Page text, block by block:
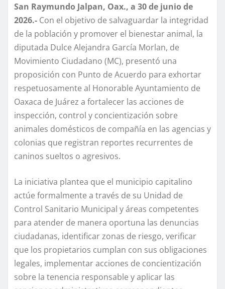
San Raymundo Jalpan, Oax., a 30 de junio de
2026.- Con el objetivo de salvaguardar la integridad
de la población y promover el bienestar animal, la
diputada Dulce Alejandra García Morlan, de
Movimiento Ciudadano (MC), presentó una
proposición con Punto de Acuerdo para exhortar
respetuosamente al Honorable Ayuntamiento de
Oaxaca de Juárez a fortalecer las acciones de
inspección, control y concientización sobre
animales domésticos de compañía en las agencias y
colonias que registran reportes recurrentes de
caninos sueltos o agresivos.
La iniciativa plantea que el municipio capitalino
actúe formalmente a través de su Unidad de
Control Sanitario Municipal y áreas competentes
para atender de manera oportuna las denuncias
ciudadanas, identificar zonas de riesgo, verificar
que los propietarios cumplan con sus obligaciones
legales, implementar acciones de concientización
sobre la tenencia responsable y aplicar las